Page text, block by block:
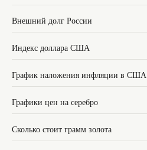
Внешний долг России
Индекс доллара США
График наложения инфляции в США
Графики цен на серебро
Сколько стоит грамм золота